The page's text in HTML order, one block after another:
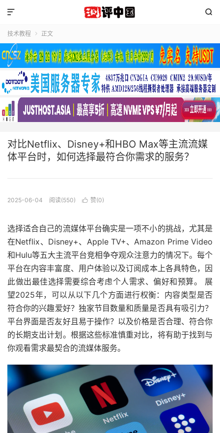


技术教程  正文
对比Netflix、Disney+和HBO Max等主流流媒
体平台时，如何选择最符合你需求的服务？
2025-06-04 阅读(550)  赞(0)
选择适合自己的流媒体平台确实是一项不小的挑战， 尤其是
在Netflix、Disney+、Apple TV+、Amazon Prime Video
和Hulu等五大主流平台竞相争夺观众注意力的情况下。每个
平台在内容丰富度、用户体验以及订阅成本上各具特色，因
此做出最佳选择需要综合考虑个人需求、偏好和预算。 展
望2025年，可以从以下几个方面进行权衡：内容类型是否
符合你的兴趣爱好？ 独家节目数量和质量是否具有吸引力？
平台界面是否友好且易于操作？以及价格是否合理、符合你
的长期支出计划。根据这些标准慎重对比，将有助于找到与
你观看需求最契合的流媒体服务。